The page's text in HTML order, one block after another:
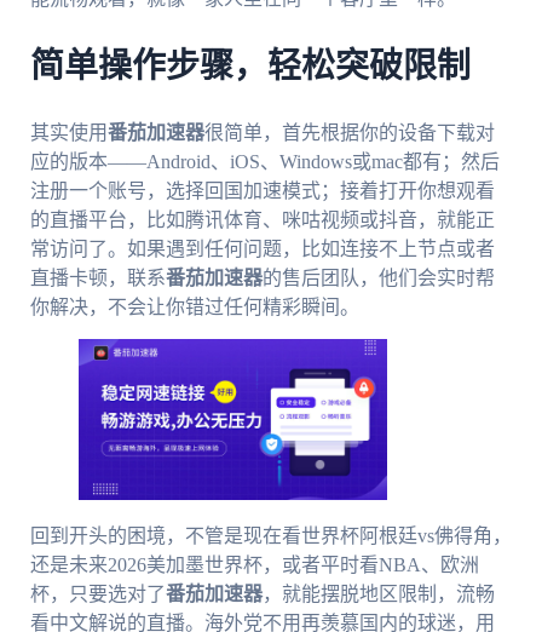
简单操作步骤，轻松突破限制
其实使用番茄加速器很简单，首先根据你的设备下载对
应的版本——Android、iOS、Windows或mac都有；然后
注册一个账号，选择回国加速模式；接着打开你想观看
的直播平台，比如腾讯体育、咪咕视频或抖音，就能正
常访问了。如果遇到任何问题，比如连接不上节点或者
直播卡顿，联系番茄加速器的售后团队，他们会实时帮
你解决，不会让你错过任何精彩瞬间。
回到开头的困境，不管是现在看世界杯阿根廷vs佛得角，
还是未来2026美加墨世界杯，或者平时看NBA、欧洲
杯，只要选对了番茄加速器，就能摆脱地区限制，流畅
看中文解说的直播。海外党不用再羡慕国内的球迷，用